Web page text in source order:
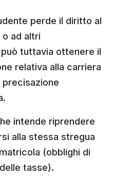
perde il diritto al
ad altri
tuttavia ottenere il
relativa alla carriera
intende riprendere
alla stessa stregua
(obblighi di
tasse).